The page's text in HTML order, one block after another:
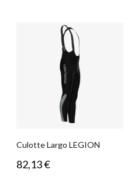
Culotte Largo LEGION
82,13€